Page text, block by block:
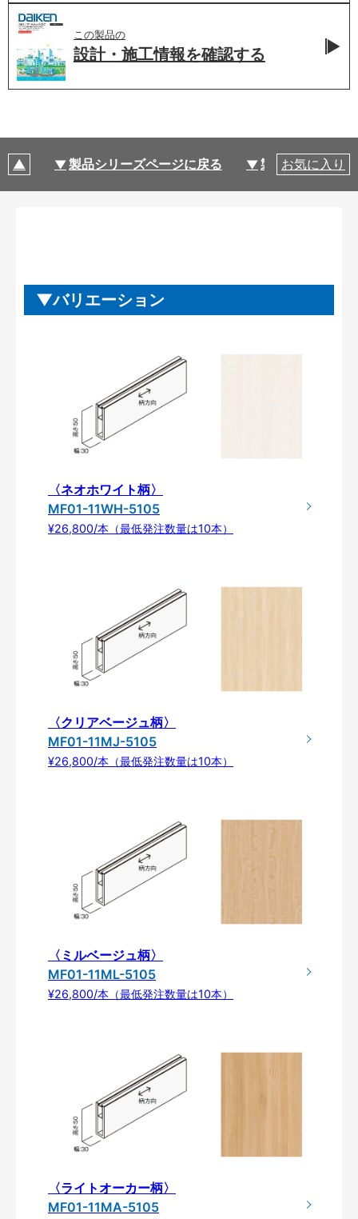
この製品の
設計・施工情報を確認する
製品シリーズページに戻る 製品仕様
お気に入り
バリエーション
〈ネオホワイト柄〉
MF01-11WH-5105
¥26,800/本（最低発注数量は10本）
〈クリアベージュ柄〉
MF01-11MJ-5105
¥26,800/本（最低発注数量は10本）
〈ミルベージュ柄〉
MF01-11ML-5105
¥26,800/本（最低発注数量は10本）
〈ライトオーカー柄〉
MF01-11MA-5105